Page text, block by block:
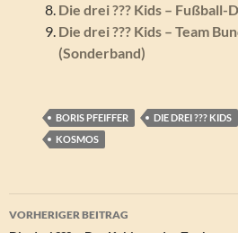
Die drei ??? Kids – Fußball-
Die drei ??? Kids – Team
(Sonderband)
BORIS PFEIFFER DIE DREI ??? KIDS
KOSMOS
Beitragsnavigation
VORHERIGER BEITRAG